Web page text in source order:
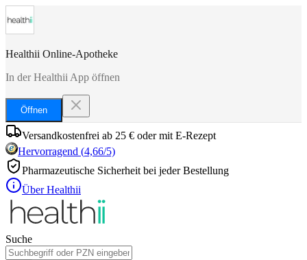
Healthii Online-Apotheke
In der Healthii App öffnen
Öffnen
Versandkostenfrei ab 25 € oder mit E-Rezept
Hervorragend (4,66/5)
Pharmazeutische Sicherheit bei jeder Bestellung
Über Healthii
Suche